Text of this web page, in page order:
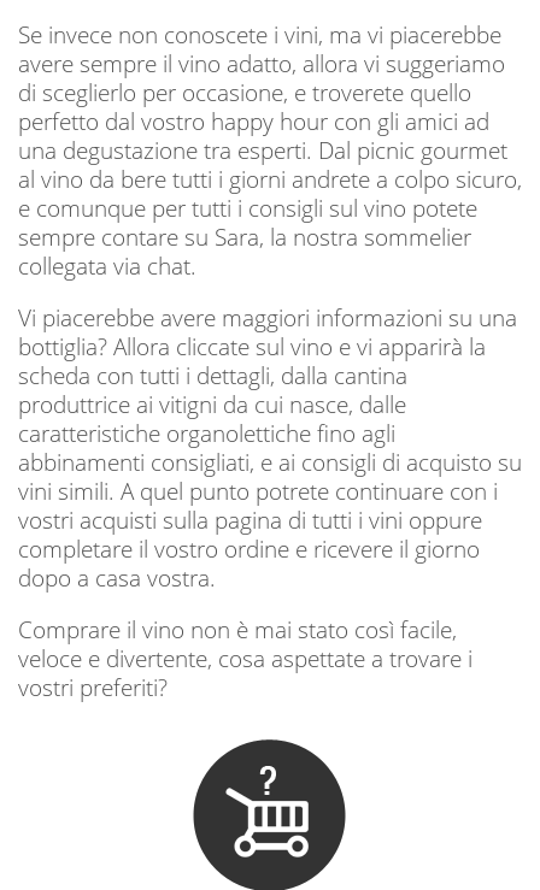
Se invece non conoscete i vini, ma vi piacerebbe
avere sempre il vino adatto, allora vi suggeriamo
di sceglierlo per occasione, e troverete quello
perfetto dal vostro happy hour con gli amici ad
una degustazione tra esperti. Dal picnic gourmet
al vino da bere tutti i giorni andrete a colpo sicuro,
e comunque per tutti i consigli sul vino potete
sempre contare su Sara, la nostra sommelier
collegata via chat.
Vi piacerebbe avere maggiori informazioni su una
bottiglia? Allora cliccate sul vino e vi apparirà la
scheda con tutti i dettagli, dalla cantina
produttrice ai vitigni da cui nasce, dalle
caratteristiche organolettiche fino agli
abbinamenti consigliati, e ai consigli di acquisto su
vini simili. A quel punto potrete continuare con i
vostri acquisti sulla pagina di tutti i vini oppure
completare il vostro ordine e ricevere il giorno
dopo a casa vostra.
Comprare il vino non è mai stato così facile,
veloce e divertente, cosa aspettate a trovare i
vostri preferiti?